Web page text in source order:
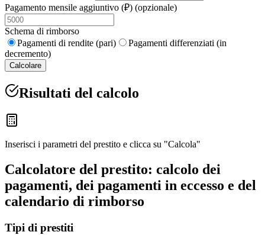
Pagamento mensile aggiuntivo (₽) (opzionale)
Schema di rimborso
Pagamenti di rendite (pari)
Pagamenti differenziati (in
decremento)
Calcolare
Risultati del calcolo
Inserisci i parametri del prestito e clicca su "Calcola"
Calcolatore del prestito: calcolo dei
pagamenti, dei pagamenti in eccesso e del
calendario di rimborso
Tipi di prestiti